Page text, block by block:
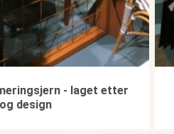
- laget etter
design